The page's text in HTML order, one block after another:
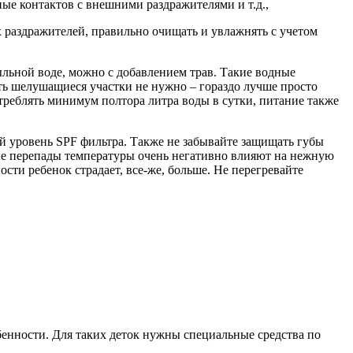
контактов с внешними раздражителями и т.д.,
правильно очищать и увлажнять с учетом
воде, можно с добавлением трав. Такие водные
участки не нужно – гораздо лучше просто
минимум полтора литра воды в сутки, питание также
SPF фильтра. Также не забывайте защищать губы
перепады температуры очень негативно влияют на нежную
ребенок страдает, все-же, больше. Не перегревайте
Для таких деток нужны специальные средства по